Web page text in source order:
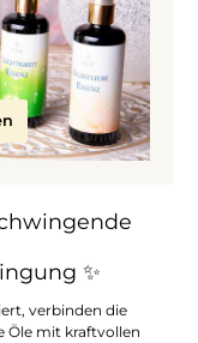
✨
verbinden die
Öle mit kraftvollen